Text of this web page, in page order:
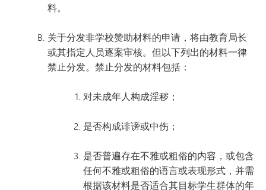
料。
关于分发非学校赞助材料的申请，将由教育局长
或其指定人员逐案审核。但以下列出的材料一律
禁止分发。禁止分发的材料包括：
对未成年人构成淫秽；
是否构成诽谤或中伤；
是否普遍存在不雅或粗俗的内容，或包含
任何不雅或粗俗的语言或表现形式，并需
根据该材料是否适合其目标学生群体的年